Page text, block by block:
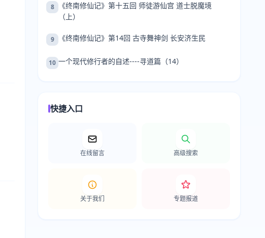
8
《终南修仙记》第十五回 师徒游仙宫 道士脱魔境
（上）
9 《终南修仙记》第14回 古寺舞神剑 长安济生民
10 一个现代修行者的自述----寻道篇（14）
快捷入口
在线留言 高级搜索
关于我们 专题报道